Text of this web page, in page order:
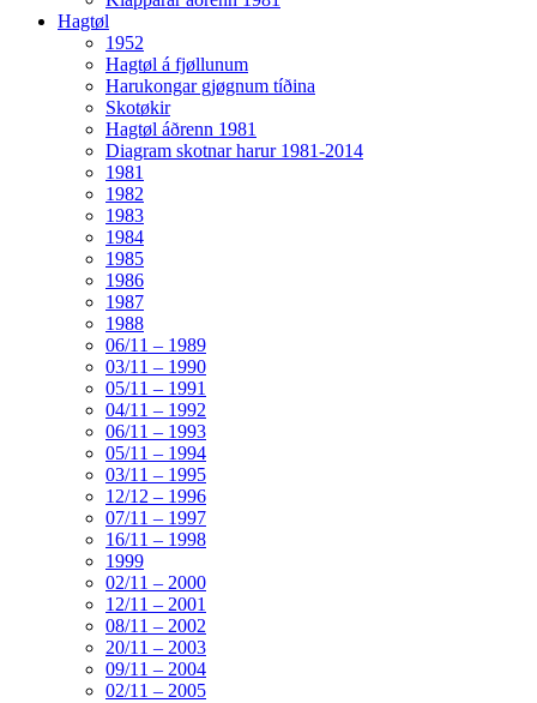
Hagtøl
1952
Hagtøl á fjøllunum
Harukongar gjøgnum tíðina
Skotøkir
Hagtøl áðrenn 1981
Diagram skotnar harur 1981-2014
1981
1982
1983
1984
1985
1986
1987
1988
06/11 – 1989
03/11 – 1990
05/11 – 1991
04/11 – 1992
06/11 – 1993
05/11 – 1994
03/11 – 1995
12/12 – 1996
07/11 – 1997
16/11 – 1998
1999
02/11 – 2000
12/11 – 2001
08/11 – 2002
20/11 – 2003
09/11 – 2004
02/11 – 2005